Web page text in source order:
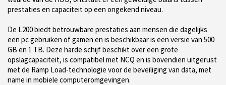
prestaties en capaciteit op een ongekend niveau.
De L200 biedt betrouwbare prestaties aan mensen die dagelijks
een pc gebruiken of gamen en is beschikbaar is een versie van 500
GB en 1 TB. Deze harde schijf beschikt over een grote
opslagcapaciteit, is compatibel met NCQ en is bovendien uitgerust
met de Ramp Load-technologie voor de beveiliging van data, met
name in mobiele computeromgevingen.